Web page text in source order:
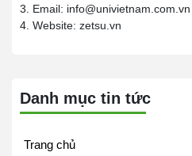
3. Email: info@univietnam.com.vn
4. Website: zetsu.vn
Danh mục tin tức
Trang chủ